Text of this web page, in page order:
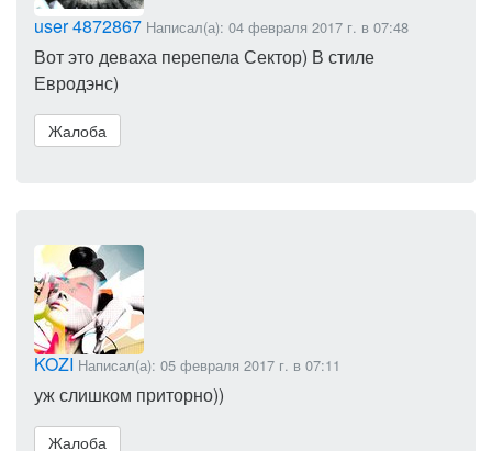
user 4872867 Написал(а): 04 февраля 2017 г. в 07:48
Вот это деваха перепела Сектор) В стиле
Евродэнс)
Жалоба
KOZI Написал(а): 05 февраля 2017 г. в 07:11
уж слишком приторно))
Жалоба